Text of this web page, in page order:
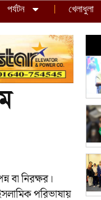
পর্যটন খেলাধুলা